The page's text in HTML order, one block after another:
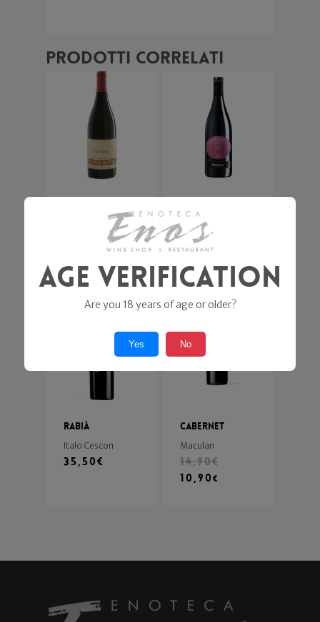
Prodotti correlati
2019
Mosole
Rabià
Italo Cescon
35,50€
In offerta!
Cabernet
Maculan
14,90€
10,90€
Age Verification
Are you 18 years of age or older?
Yes No